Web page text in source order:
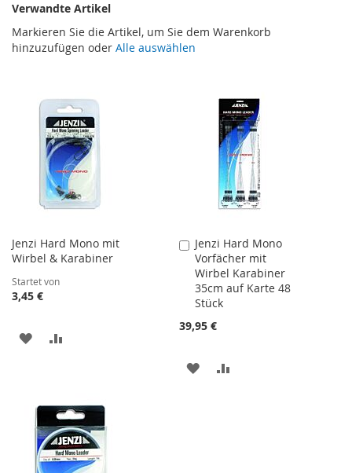
Verwandte Artikel
Markieren Sie die Artikel, um Sie dem Warenkorb
hinzuzufügen oder Alle auswählen
Jenzi Hard Mono mit
Wirbel & Karabiner
Startet von
3,45 €
ZUR
Jenzi Hard Mono
Vorfächer mit
Wirbel Karabiner
35cm auf Karte 48
Stück
39,95 €
In
den
Warenkorb
ZUR